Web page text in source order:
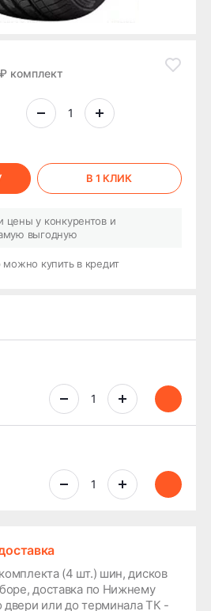
комплект
В 1 КЛИК
у конкурентов и
выгодную
можно купить в кредит
(4 шт.) шин, дисков
доставка по Нижнему
двери или до терминала ТК -